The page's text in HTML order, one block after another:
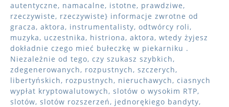
autentyczne, namacalne, istotne, prawdziwe,
rzeczywiste, rzeczywiste} informacje zwrotne od
gracza, aktora, instrumentalisty, odtwórcy roli,
muzyka, uczestnika, histriona, aktora, wtedy żyjesz
dokładnie czego mieć bułeczkę w piekarniku .
Niezależnie od tego, czy szukasz szybkich,
zdegenerowanych, rozpustnych, szczerych,
libertyńskich, rozpustnych, nieruchawych, ciasnych
wypłat kryptowalutowych, slotów o wysokim RTP,
slotów, slotów rozszerzeń, jednorękiego bandyty,